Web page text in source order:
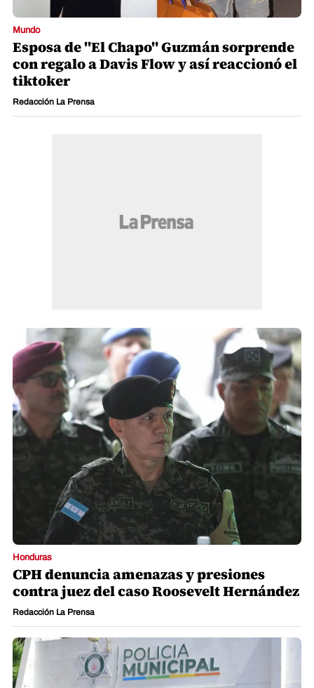
Mundo
Esposa de "El Chapo" Guzmán sorprende
con regalo a Davis Flow y así reaccionó el
tiktoker
Redacción La Prensa
Honduras
CPH denuncia amenazas y presiones
contra juez del caso Roosevelt Hernández
Redacción La Prensa